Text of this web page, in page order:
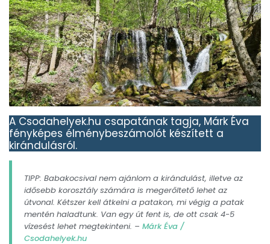
A Csodahelyek.hu csapatának tagja, Márk Éva
fényképes élménybeszámolót készített a
kirándulásról.
TIPP: Babakocsival nem ajánlom a kirándulást, illetve az
idősebb korosztály számára is megerőltető lehet az
útvonal. Kétszer kell átkelni a patakon, mi végig a patak
mentén haladtunk. Van egy út fent is, de ott csak 4-5
vízesést lehet megtekinteni. – Márk Éva /
Csodahelyek.hu